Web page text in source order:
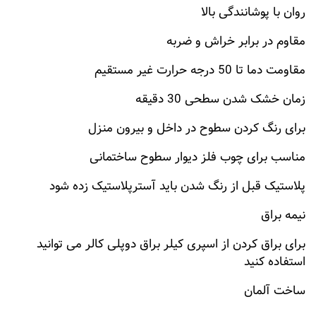
روان با پوشانندگی بالا
مقاوم در برابر خراش و ضربه
مقاومت دما تا 50 درجه حرارت غیر مستقیم
زمان خشک شدن سطحی 30 دقیقه
برای رنگ کردن سطوح در داخل و بیرون منزل
مناسب برای چوب فلز دیوار سطوح ساختمانی
پلاستیک قبل از رنگ شدن باید آسترپلاستیک زده شود
نیمه براق
برای براق کردن از اسپری کیلر براق دوپلی کالر می توانید
استفاده کنید
ساخت آلمان